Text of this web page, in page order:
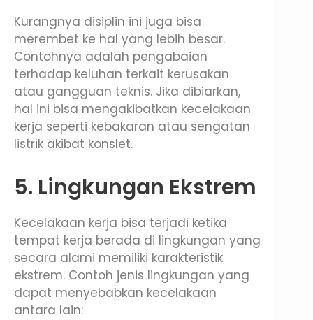
Kurangnya disiplin ini juga bisa
merembet ke hal yang lebih besar.
Contohnya adalah pengabaian
terhadap keluhan terkait kerusakan
atau gangguan teknis. Jika dibiarkan,
hal ini bisa mengakibatkan kecelakaan
kerja seperti kebakaran atau sengatan
listrik akibat konslet.
5. Lingkungan Ekstrem
Kecelakaan kerja bisa terjadi ketika
tempat kerja berada di lingkungan yang
secara alami memiliki karakteristik
ekstrem. Contoh jenis lingkungan yang
dapat menyebabkan kecelakaan
antara lain: